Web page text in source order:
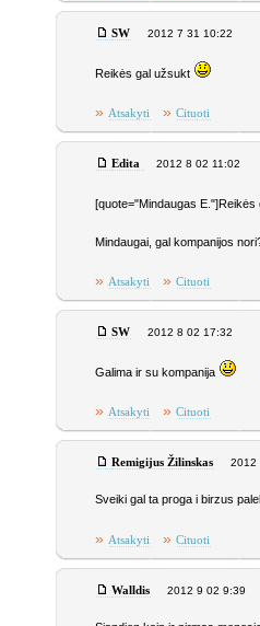
SW 2012 7 31 10:22
Reikės gal užsukt
» Atsakyti » Cituoti
Edita 2012 8 02 11:02
[quote="Mindaugas E."]Reikės
Mindaugai, gal kompanijos
» Atsakyti » Cituoti
SW 2012 8 02 17:32
Galima ir su kompanija
» Atsakyti » Cituoti
Remigijus Žilinskas 2012
Sveiki gal ta proga i birzus
» Atsakyti » Cituoti
Walldis 2012 9 02 9:39